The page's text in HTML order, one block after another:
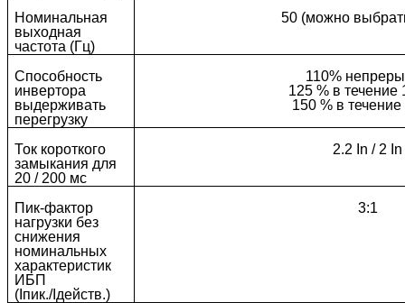
Номинальная
выходная
частота (Гц)
50 (можно
Способность
инвертора
выдерживать
перегрузку
110%
125 % в течение
150 % в
Ток короткого
замыкания для
20 / 200 мс
2.2 In / 2 In
Пик-фактор
нагрузки без
снижения
номинальных
характеристик
ИБП
(Iпик./Iдейств.)
3:1